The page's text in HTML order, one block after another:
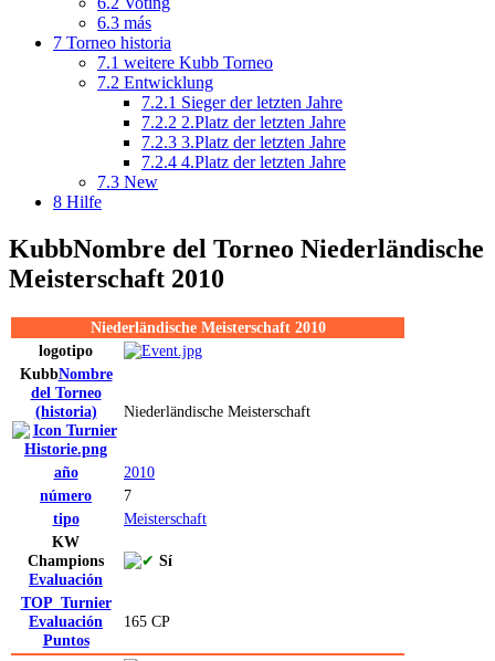
6.3 más
7 Torneo historia
7.1 weitere Kubb Torneo
7.2 Entwicklung
7.2.1 Sieger der letzten Jahre
7.2.2 2.Platz der letzten Jahre
7.2.3 3.Platz der letzten Jahre
7.2.4 4.Platz der letzten Jahre
7.3 New
8 Hilfe
KubbNombre del Torneo Niederländische
Meisterschaft 2010
Niederländische Meisterschaft 2010
logotipo
KubbNombre
del Torneo
(historia)
Niederländische Meisterschaft
año
2010
número
7
tipo
Meisterschaft
KW
Champions
Evaluación
Sí
TOP_Turnier
Evaluación
Puntos
165 CP